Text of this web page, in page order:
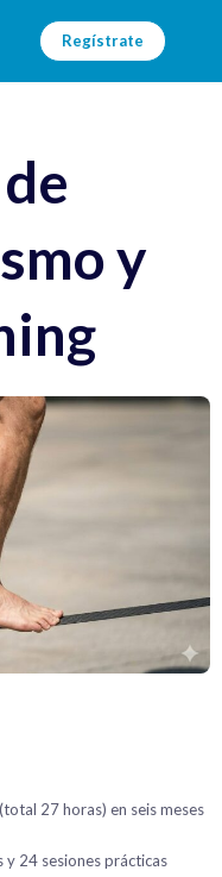
Regístrate
y
27 horas) en seis meses
24 sesiones prácticas